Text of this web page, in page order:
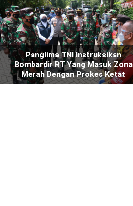
Panglima TNI Instruksikan
Bombardir RT Yang Masuk Zona
Merah Dengan Prokes Ketat